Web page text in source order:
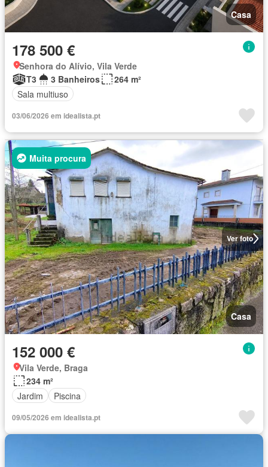
Casa
178 500 €
Senhora do Alívio, Vila Verde
T3
3 Banheiros
264 m²
Sala multiuso
03/06/2026 em idealista.pt
Ver foto
Muita procura
Casa
152 000 €
Vila Verde, Braga
234 m²
Jardim
Piscina
09/05/2026 em idealista.pt